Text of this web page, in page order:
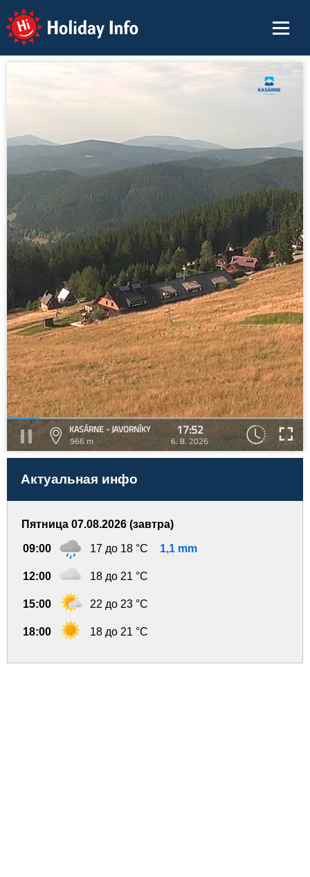
Holiday Info
KASÁRNE - JAVORNÍKY
966 m
17:52
6. 8. 2026
Актуальная инфо
Пятница 07.08.2026 (завтра)
09:00 17 до 18 °C 1,1 mm
12:00 18 до 21 °C
15:00 22 до 23 °C
18:00 18 до 21 °C